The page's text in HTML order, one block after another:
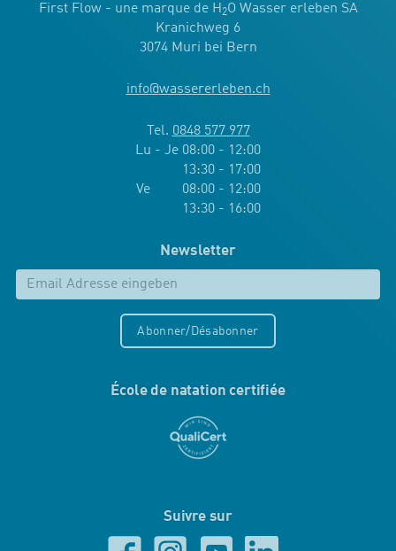
First Flow - une marque de H2O Wasser erleben SA
Kranichweg 6
3074 Muri bei Bern
info@wassererleben.ch
Tel. 0848 577 977
Lu - Je 08:00 - 12:00
13:30 - 17:00
Ve 08:00 - 12:00
13:30 - 16:00
Newsletter
Abonner/Désabonner
École de natation certifiée
Suivre sur